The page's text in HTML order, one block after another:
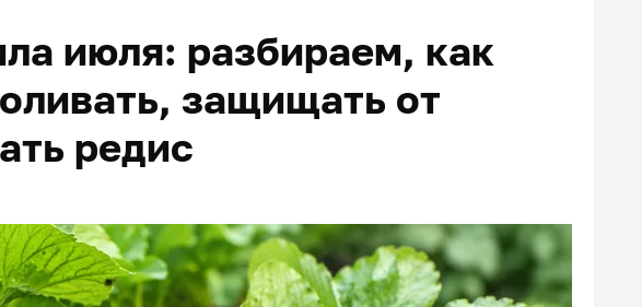
июля: разбираем, как
защищать от
редис